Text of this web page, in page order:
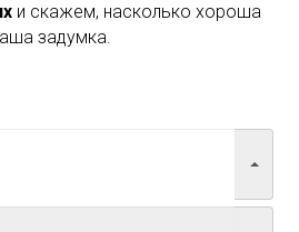
и скажем, насколько хороша
задумка.